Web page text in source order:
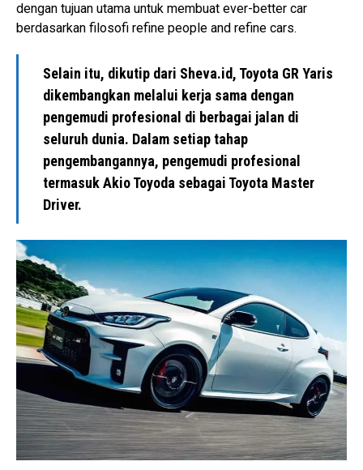
dengan tujuan utama untuk membuat ever-better car
berdasarkan filosofi refine people and refine cars.
Selain itu, dikutip dari Sheva.id, Toyota GR Yaris
dikembangkan melalui kerja sama dengan
pengemudi profesional di berbagai jalan di
seluruh dunia. Dalam setiap tahap
pengembangannya, pengemudi profesional
termasuk Akio Toyoda sebagai Toyota Master
Driver.